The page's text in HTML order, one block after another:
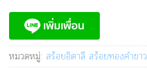
หมวดหมู่: สร้อยอิตาลี สร้อยทองคำขาว